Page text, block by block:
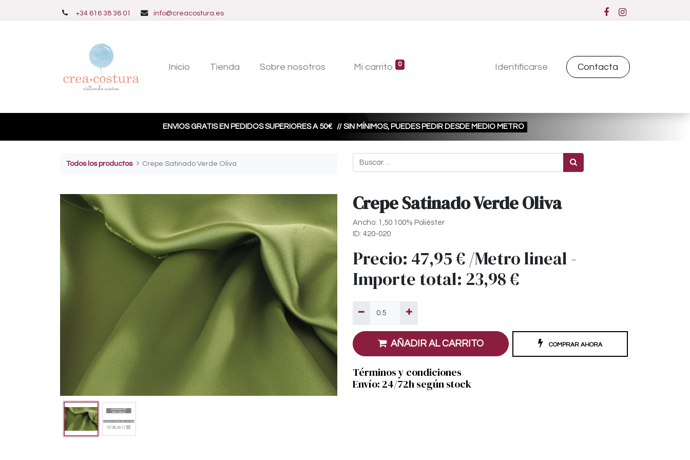
+34 616 38 36 01 info@creacostura.es
Inicio Tienda Sobre nosotros Mi carrito 0 Identificarse Contacta
ENVIOS GRATIS EN PEDIDOS SUPERIORES A 50€ // SIN MÍNIMOS, PUEDES PEDIR DESDE MEDIO METRO
Todos los productos Crepe Satinado Verde Oliva
Crepe Satinado Verde Oliva
Ancho: 1,50 100% Poliéster
ID: 420-020
Precio: 47,95€/Metro lineal-
Importe total: 23,98€
AÑADIR AL CARRITO COMPRAR AHORA
Términos y condiciones
Envío: 24/72h según stock